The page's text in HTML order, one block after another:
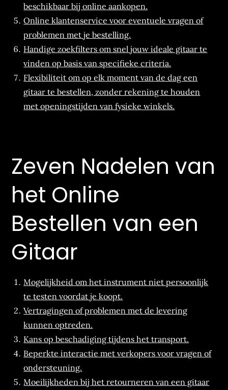
beschikbaar bij online aankopen.
Online klantenservice voor eventuele vragen of
problemen met je bestelling.
Handige zoekfilters om snel jouw ideale gitaar te
vinden op basis van specifieke criteria.
Flexibiliteit om op elk moment van de dag een
gitaar te bestellen, zonder rekening te houden
met openingstijden van fysieke winkels.
Zeven Nadelen van
het Online
Bestellen van een
Gitaar
Mogelijkheid om het instrument niet persoonlijk
te testen voordat je koopt.
Vertragingen of problemen met de levering
kunnen optreden.
Kans op beschadiging tijdens het transport.
Beperkte interactie met verkopers voor vragen of
ondersteuning.
Moeilijkheden bij het retourneren van een gitaar